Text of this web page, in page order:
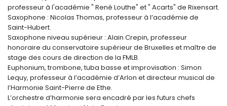
professeur à l'académie " René Louthe" et " Acarts" de Rixensart.
Saxophone : Nicolas Thomas, professeur à l’académie de
Saint-Hubert.
Saxophone niveau supérieur : Alain Crepin, professeur
honoraire du conservatoire supérieur de Bruxelles et maître de
stage des cours de direction de la FMLB.
Euphonium, trombone, tuba basse et improvisation : Simon
Lequy, professeur à l’académie d’Arlon et directeur musical de
l’Harmonie Saint-Pierre de Ethe.
L’orchestre d’harmonie sera encadré par les futurs chefs